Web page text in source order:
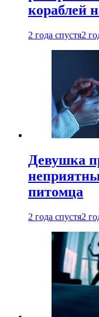
кораблей
2 года спустя2
Девушка
питомца
2 года спустя2